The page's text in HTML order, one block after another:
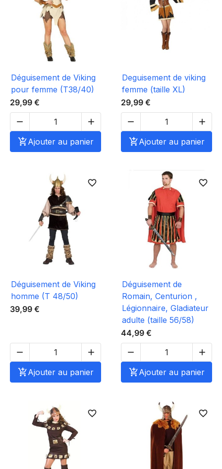
Déguisement de Viking
pour femme (T38/40)
29,99 €


Ajouter au panier
Deguisement de viking
femme (taille XL)
29,99 €


Ajouter au panier
favorite_border
Déguisement de Viking
homme (T 48/50)
39,99 €


Ajouter au panier
favorite_border
Déguisement de
Romain, Centurion ,
Légionnaire, Gladiateur
adulte (taille 56/58)
44,99 €


Ajouter au panier
favorite_border favorite_border